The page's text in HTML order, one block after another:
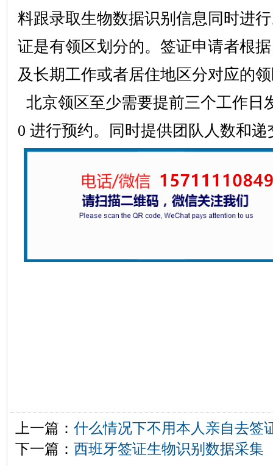
料跟录取生物数据识别信息同时进
证是有领区划分的。签证申请者根
及长期工作或者居住地区分对应的
北京领区至少需要提前三个工作日
0 进行预约。同时提供团队人数和
上一篇： 什么情况下不用本人亲自去签
下一篇： 西班牙签证生物识别数据采集